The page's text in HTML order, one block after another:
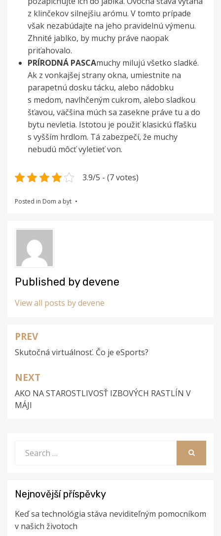
z klinčekov silnejšiu arómu. V tomto prípade
však nezabúdajte na jeho pravidelnú výmenu.
Zhnité jablko, by muchy práve naopak
priťahovalo.
PRÍRODNÁ PASCAmuchy milujú všetko sladké.
Ak z vonkajšej strany okna, umiestnite na
parapetnú dosku tácku, alebo nádobku
s medom, navlhčeným cukrom, alebo sladkou
šťavou, väčšina múch sa zasekne práve tu a do
bytu nevletia. Istotou je použiť klasickú fľašku
s vyšším hrdlom. Tá zabezpečí, že muchy
nebudú môcť vyletieť von.
3.9/5 - (7 votes)
Posted in Dom a byt
Published bydevene
View all posts by devene
Navigace
pro
příspěvek
PREV
Skutočná virtuálnosť. Čo je eSports?
NEXT
AKO NA STAROSTLIVOSŤ IZBOVÝCH RASTLÍN V
MÁJI
for:
Nejnovější příspěvky
Keď sa technológia stáva neviditeľným pomocníkom
v našich životoch